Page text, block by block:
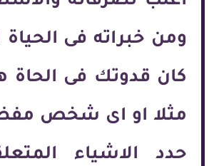
ومن خبراته فى الحياة
كان قدوتك فى الحاة
مثلا او اى شخص
حدد الاشياء